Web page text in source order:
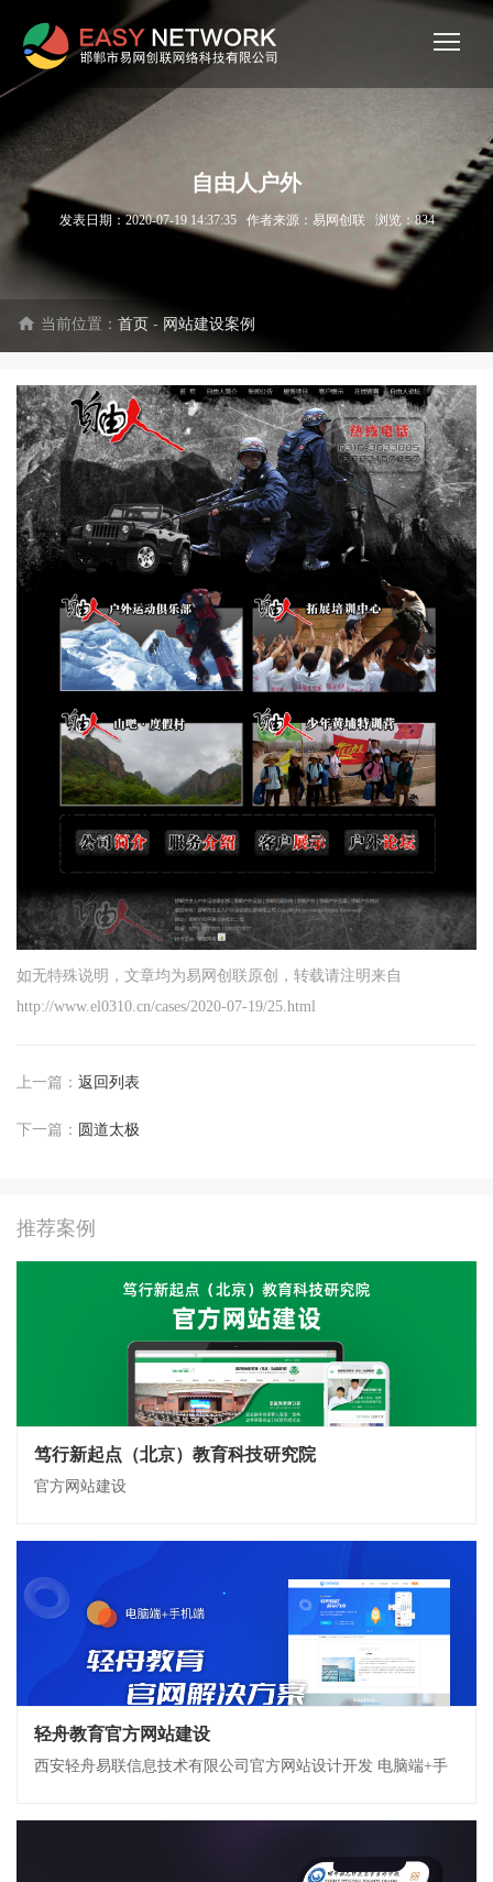
自由人户外
发表日期：2020-07-19 14:37:35 作者来源：易网创联 浏览： 834
home 当前位置： 首页 - 网站建设案例
如无特殊说明，文章均为易网创联原创，转载请注明来自
http://www.el0310.cn/cases/2020-07-19/25.html
上一篇： 返回列表
下一篇： 圆道太极
推荐案例
笃行新起点（北京）教育科技研究院
官方网站建设
轻舟教育官方网站建设
西安轻舟易联信息技术有限公司官方网站设计开发 电脑端+手